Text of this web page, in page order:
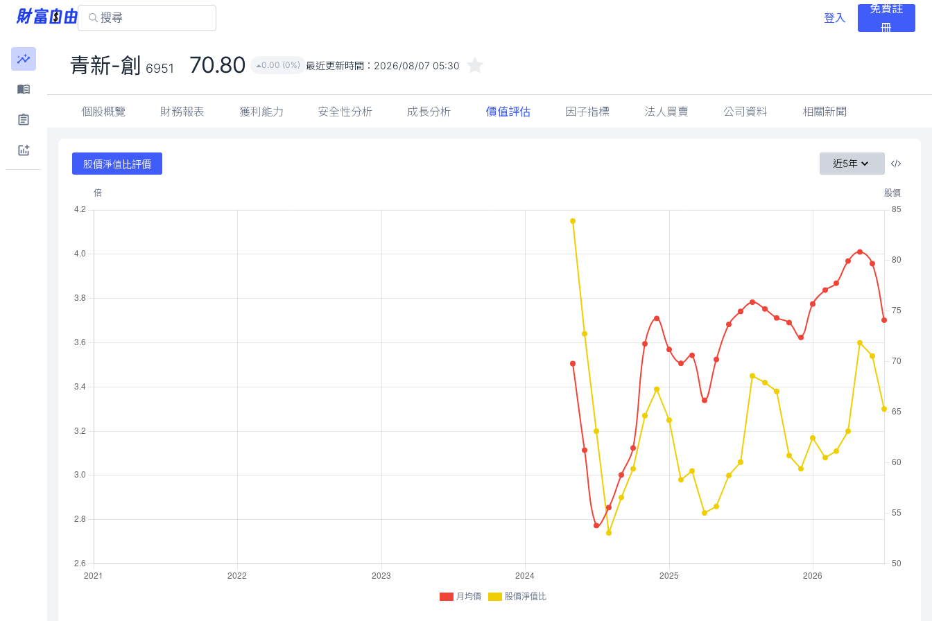
登入
免費註
冊
青新-創 6951 70.80 0.00 (0%) 最近更新時間： 2026/08/07 05:30
個股概覽 財務報表 獲利能力 安全性分析 成長分析 價值評估 因子指標 法人買賣 公司資料 相關新聞
股價淨值比評價 近5年
月均價 股價淨值比